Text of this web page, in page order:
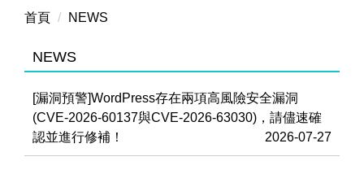
首頁
NEWS
NEWS
[漏洞預警]WordPress存在兩項高風險安全漏洞
(CVE-2026-60137與CVE-2026-63030)，請儘速確
認並進行修補！
2026-07-27